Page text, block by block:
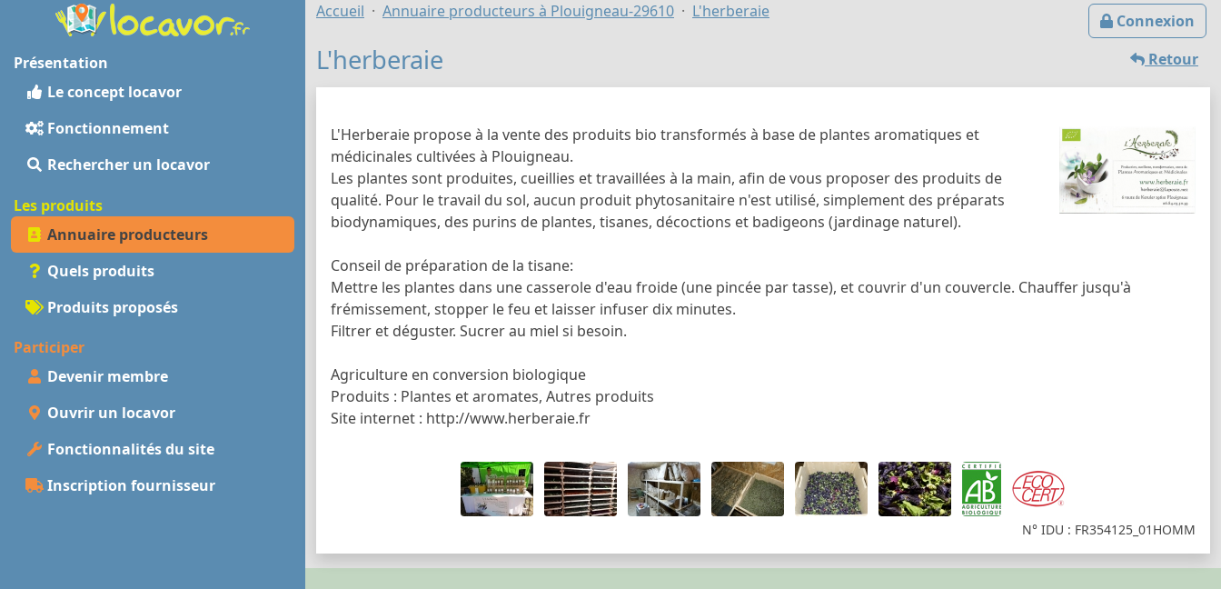
Présentation
Le concept locavor
Fonctionnement
Rechercher un locavor
Les produits
Annuaire producteurs
Quels produits
Produits proposés
Participer
Devenir membre
Ouvrir un locavor
Fonctionnalités du site
Inscription fournisseur
Connexion
Accueil Annuaire producteurs à Plouigneau-29610 L'herberaie
Retour
L'herberaie
L'Herberaie propose à la vente des produits bio transformés à base de plantes aromatiques et
médicinales cultivées à Plouigneau.
Les plantes sont produites, cueillies et travaillées à la main, afin de vous proposer des produits de
qualité. Pour le travail du sol, aucun produit phytosanitaire n'est utilisé, simplement des préparats
biodynamiques, des purins de plantes, tisanes, décoctions et badigeons (jardinage naturel).
Conseil de préparation de la tisane:
Mettre les plantes dans une casserole d'eau froide (une pincée par tasse), et couvrir d'un couvercle. Chauffer jusqu'à
frémissement, stopper le feu et laisser infuser dix minutes.
Filtrer et déguster. Sucrer au miel si besoin.
Agriculture en conversion biologique
Produits : Plantes et aromates, Autres produits
Site internet : http://www.herberaie.fr
N° IDU : FR354125_01HOMM